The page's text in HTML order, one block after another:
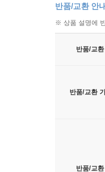
반품/교환 안내
※ 상품 설명에
반품/교환
반품/교환
반품/교